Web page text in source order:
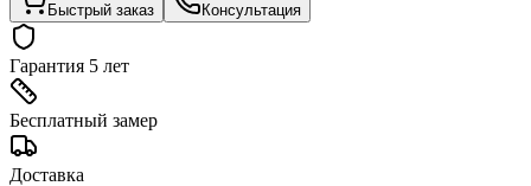
Быстрый заказ Консультация
Гарантия 5 лет
Бесплатный замер
Доставка